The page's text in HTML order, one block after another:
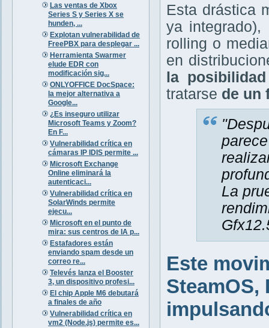
Las ventas de Xbox
Series S y Series X se
hunden, ...
Explotan vulnerabilidad de
FreePBX para desplegar ...
Herramienta Swarmer
elude EDR con
modificación sig...
ONLYOFFICE DocSpace:
la mejor alternativa a
Google...
¿Es inseguro utilizar
Microsoft Teams y Zoom?
En F...
Vulnerabilidad crítica en
cámaras IP IDIS permite ...
Microsoft Exchange
Online eliminará la
autenticaci...
Vulnerabilidad crítica en
SolarWinds permite
ejecu...
Microsoft en el punto de
mira: sus centros de IA p...
Estafadores están
enviando spam desde un
correo re...
Televés lanza el Booster
3, un dispositivo profesi...
El chip Apple M6 debutará
a finales de año
Vulnerabilidad crítica en
vm2 (Node.js) permite es...
Esta drástica
ya
rolling o
en
la
tratarse de un
La
Este